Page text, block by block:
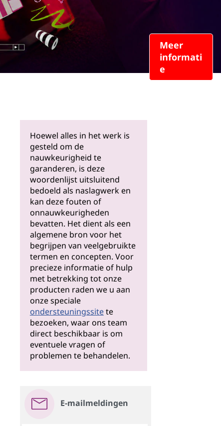
Meer
informati
e
Hoewel alles in het werk is
gesteld om de
nauwkeurigheid te
garanderen, is deze
woordenlijst uitsluitend
bedoeld als naslagwerk en
kan deze fouten of
onnauwkeurigheden
bevatten. Het dient als een
algemene bron voor het
begrijpen van veelgebruikte
termen en concepten. Voor
precieze informatie of hulp
met betrekking tot onze
producten raden we u aan
onze speciale
ondersteuningssitete
bezoeken, waar ons team
direct beschikbaar is om
eventuele vragen of
problemen te behandelen.
E-mailmeldingen